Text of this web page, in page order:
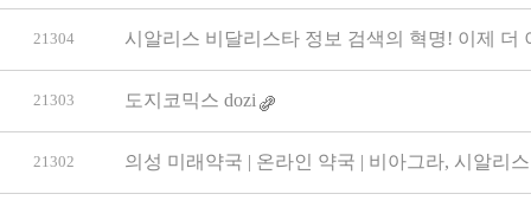
21304 시알리스 비달리스타 정보 검색의 혁명! 이제
21303 도지코믹스 dozi
21302 의성 미래약국 | 온라인 약국 | 비아그라, 시알리